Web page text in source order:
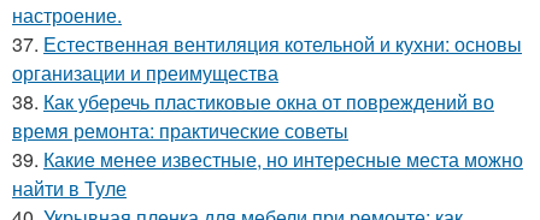
настроение.
37. Естественная вентиляция котельной и кухни: основы
организации и преимущества
38. Как уберечь пластиковые окна от повреждений во
время ремонта: практические советы
39. Какие менее известные, но интересные места можно
найти в Туле